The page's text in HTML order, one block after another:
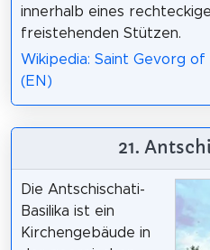
innerhalb eines
freistehenden Stützen.
Wikipedia: Saint Gevorg of
(EN)
21.
Die Antschischati-
Basilika ist ein
Kirchengebäude in